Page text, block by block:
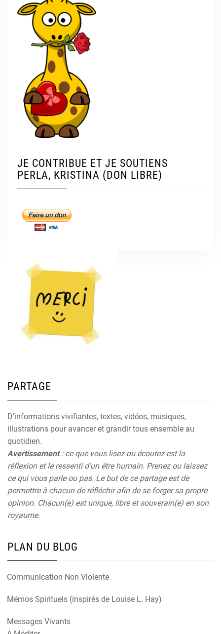
JE CONTRIBUE ET JE SOUTIENS
PERLA, KRISTINA (DON LIBRE)
PARTAGE
D’informations vivifiantes, textes, vidéos, musiques,
illustrations pour avancer et grandir tous ensemble au
quotidien.
Avertissement: ce que vous lisez ou écoutez est la
réflexion et le ressenti d’un être humain. Prenez ou laissez
ce qui vous parle ou pas. Le but de ce partage est de
permettre à chacun de réfléchir afin de se forger sa propre
opinion. Chacun(e) est unique, libre et souverain(e) en son
royaume.
PLAN DU BLOG
Communication Non Violente
Mémos Spirituels (inspirés de Louise L. Hay)
Messages Vivants